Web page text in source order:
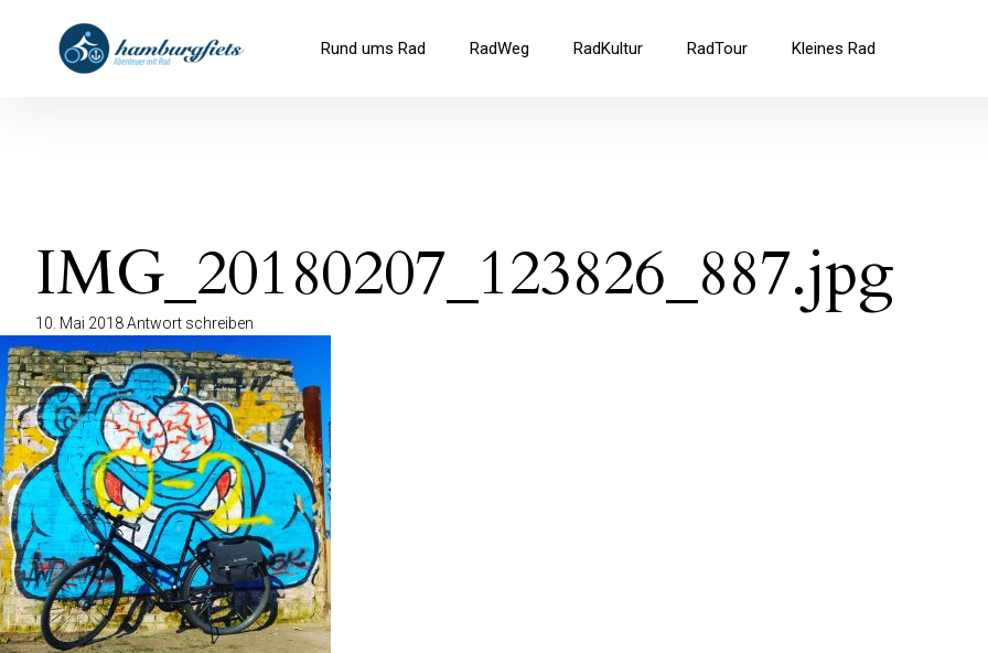
überspringenhamburgfiets – Abenteuer mit Rad
Rund ums Rad RadWeg RadKultur RadTour Kleines Rad
IMG_20180207_123826_887.jpg
10. Mai 2018Antwort schreiben